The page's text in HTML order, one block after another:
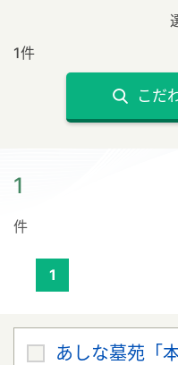
1件
こだ
1
件
1
あしな墓苑「